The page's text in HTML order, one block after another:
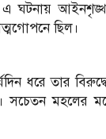
ছিল।
ধরে তার
সচেতন